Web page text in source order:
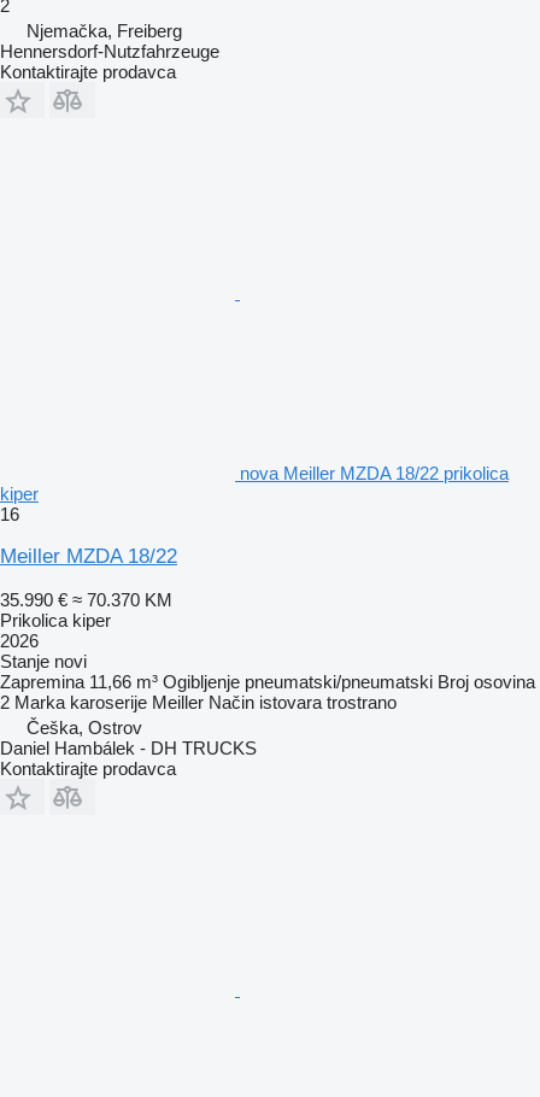
2
Njemačka, Freiberg
Hennersdorf-Nutzfahrzeuge
Kontaktirajte prodavca
nova Meiller MZDA 18/22 prikolica
kiper
16
Meiller MZDA 18/22
35.990 € ≈ 70.370 KM
Prikolica kiper
2026
Stanje novi
Zapremina 11,66 m³ Ogibljenje pneumatski/pneumatski Broj osovina
2 Marka karoserije Meiller Način istovara trostrano
Češka, Ostrov
Daniel Hambálek - DH TRUCKS
Kontaktirajte prodavca